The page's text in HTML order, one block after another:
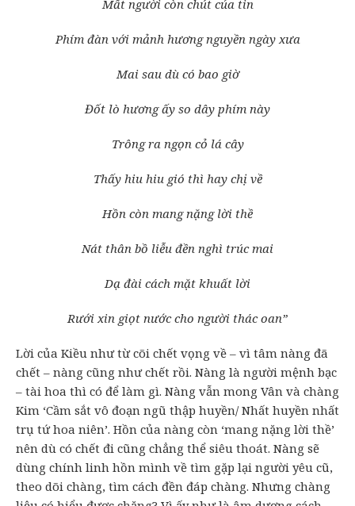
Mất người còn chút của tin
Phím đàn với mảnh hương nguyền ngày xưa
Mai sau dù có bao giờ
Đốt lò hương ấy so dây phím này
Trông ra ngọn cỏ lá cây
Thấy hiu hiu gió thì hay chị về
Hồn còn mang nặng lời thề
Nát thân bồ liễu đền nghì trúc mai
Dạ đài cách mặt khuất lời
Rưới xin giọt nước cho người thác oan”
Lời của Kiều như từ cõi chết vọng về – vì tâm nàng đã
chết – nàng cũng như chết rồi. Nàng là người mệnh bạc
– tài hoa thì có để làm gì. Nàng vẫn mong Vân và chàng
Kim ‘Cầm sắt vô đoạn ngũ thập huyền/ Nhất huyền nhất
trụ tứ hoa niên’. Hồn của nàng còn ‘mang nặng lời thề’
nên dù có chết đi cũng chẳng thể siêu thoát. Nàng sẽ
dùng chính linh hồn mình về tìm gặp lại người yêu cũ,
theo dõi chàng, tìm cách đền đáp chàng. Nhưng chàng